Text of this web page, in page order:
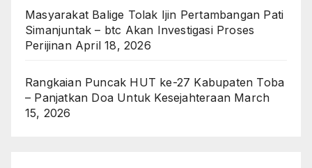
Masyarakat Balige Tolak Ijin Pertambangan Pati
Simanjuntak – btc Akan Investigasi Proses
Perijinan April 18, 2026
Rangkaian Puncak HUT ke-27 Kabupaten Toba
– Panjatkan Doa Untuk Kesejahteraan March
15, 2026